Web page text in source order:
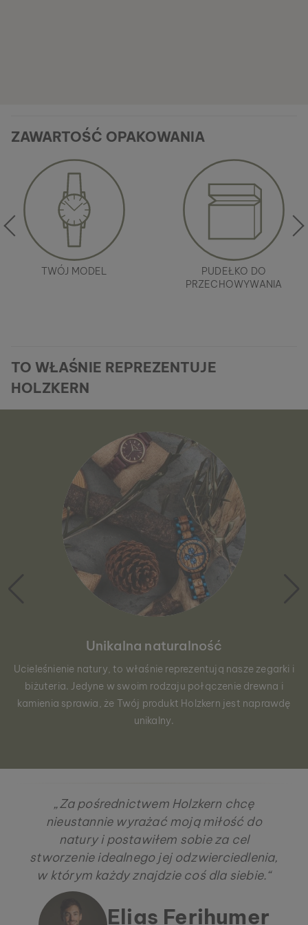
ZAWARTOŚĆ OPAKOWANIA
TWÓJ MODEL
PUDEŁKO DO
PRZECHOWYWANIA
TO WŁAŚNIE REPREZENTUJE
HOLZKERN
Unikalna naturalność
Ucieleśnienie natury, to właśnie reprezentują nasze zegarki i
biżuteria. Jedyne w swoim rodzaju połączenie drewna i
kamienia sprawia, że Twój produkt Holzkern jest naprawdę
unikalny.
„Za pośrednictwem Holzkern chcę
nieustannie wyrażać moją miłość do
natury i postawiłem sobie za cel
stworzenie idealnego jej odzwierciedlenia,
w którym każdy znajdzie coś dla siebie.“
Elias Ferihumer